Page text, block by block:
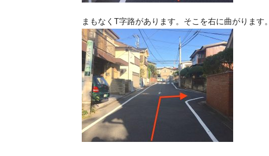
まもなくT字路があります。そこを右に曲がります。